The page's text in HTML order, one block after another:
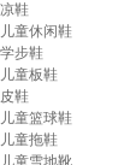
凉鞋
儿童休闲鞋
学步鞋
儿童板鞋
皮鞋
儿童篮球鞋
儿童拖鞋
儿童雪地靴